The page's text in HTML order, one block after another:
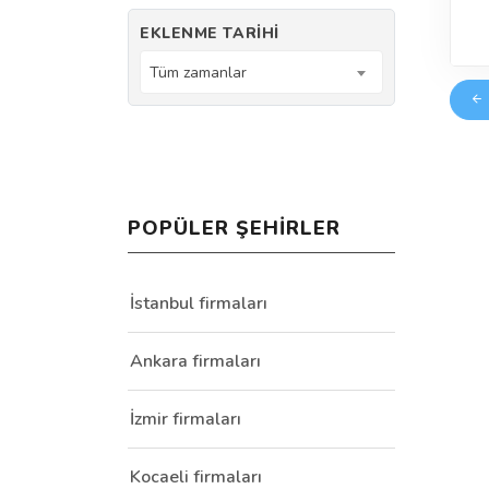
EKLENME TARIHI
Tüm zamanlar
POPÜLER ŞEHIRLER
İstanbul firmaları
Ankara firmaları
İzmir firmaları
Kocaeli firmaları